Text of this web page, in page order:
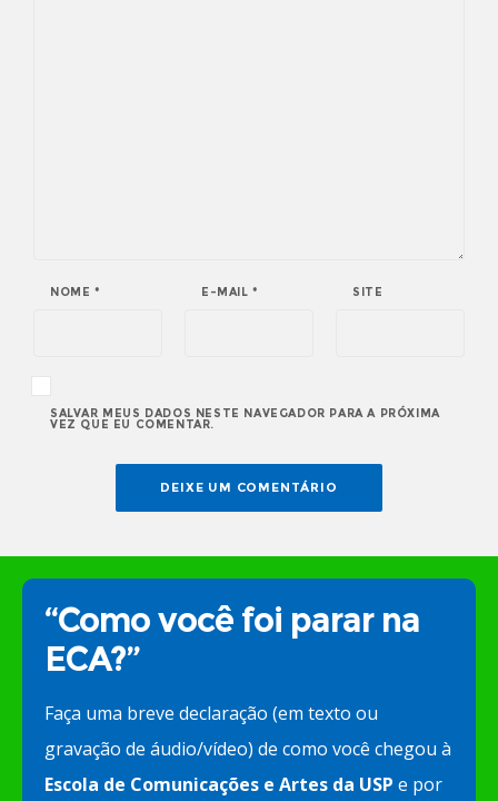
NOME * E-MAIL* SITE
SALVAR MEUS DADOS NESTE NAVEGADOR PARA A PRÓXIMA
VEZ QUE EU COMENTAR.
“Como você foi parar na
ECA?”
Faça uma breve declaração (em texto ou
gravação de áudio/vídeo) de como você chegou à
Escola de Comunicações e Artes da USP e por